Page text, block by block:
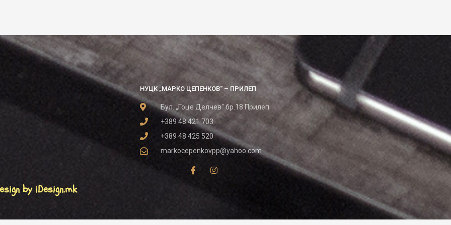
НУЦК „МАРКО ЦЕПЕНКОВ“ – ПРИЛЕП
Бул. „Гоце Делчев“ бр.18 Прилеп
+389 48 421 703
+389 48 425 520
markocepenkovpp@yahoo.com
by iDesign.mk